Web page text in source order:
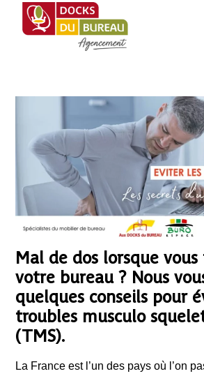
Mal de dos lorsque
votre bureau ? Nous
quelques conseils pour
troubles musculo
(TMS).
La France est l’un des pays où l’on